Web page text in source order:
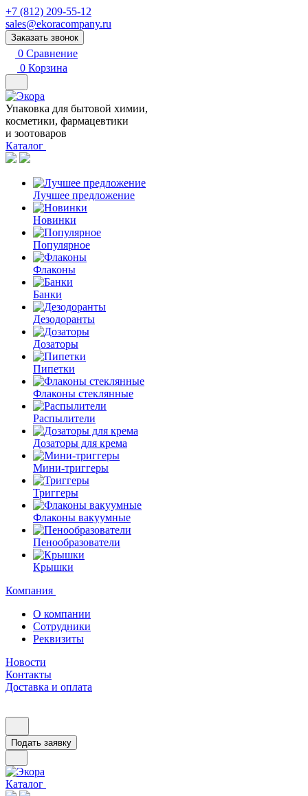
+7 (812) 209-55-12
sales@ekoracompany.ru
Заказать звонок
0 Сравнение
0 Корзина
Упаковка для бытовой химии,
косметики, фармацевтики
и зоотоваров
Каталог
Лучшее предложение
Новинки
Популярное
Флаконы
Банки
Дезодоранты
Дозаторы
Пипетки
Флаконы стеклянные
Распылители
Дозаторы для крема
Мини-триггеры
Триггеры
Флаконы вакуумные
Пенообразователи
Крышки
Компания
О компании
Сотрудники
Реквизиты
Новости
Контакты
Доставка и оплата
Подать заявку
Каталог